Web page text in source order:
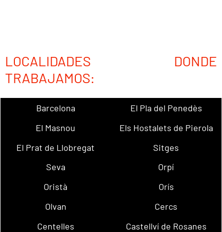
LOCALIDADES DONDE
TRABAJAMOS:
Barcelona
El Pla del Penedès
El Masnou
Els Hostalets de Pierola
El Prat de Llobregat
Sitges
Seva
Orpí
Oristà
Orís
Olvan
Cercs
Centelles
Castellví de Rosanes